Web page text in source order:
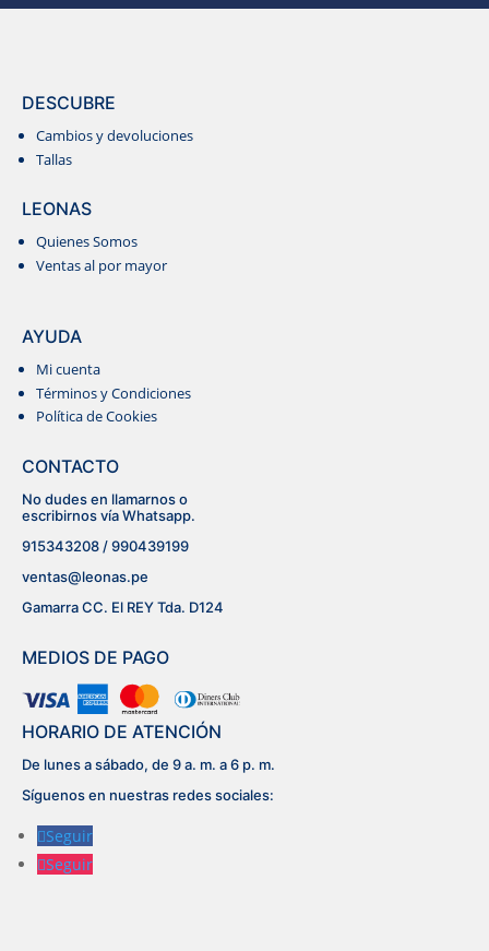
WIDE LEGS
DESCUBRE
Cambios y devoluciones
Tallas
LEONAS
Quienes Somos
Ventas al por mayor
AYUDA
Mi cuenta
Términos y Condiciones
Política de Cookies
CONTACTO
No dudes en llamarnos o
escribirnos vía Whatsapp.
915343208 / 990439199
ventas@leonas.pe
Gamarra CC. El REY Tda. D124
MEDIOS DE PAGO
HORARIO DE ATENCIÓN
De lunes a sábado, de 9 a. m. a 6 p. m.
Síguenos en nuestras redes sociales:
Seguir
Seguir